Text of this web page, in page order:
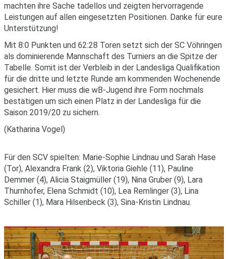
machten ihre Sache tadellos und zeigten hervorragende
Leistungen auf allen eingesetzten Positionen. Danke für eure
Unterstützung!
Mit 8:0 Punkten und 62:28 Toren setzt sich der SC Vöhringen
als dominierende Mannschaft des Turniers an die Spitze der
Tabelle. Somit ist der Verbleib in der Landesliga Qualifikation
für die dritte und letzte Runde am kommenden Wochenende
gesichert. Hier muss die wB-Jugend ihre Form nochmals
bestätigen um sich einen Platz in der Landesliga für die
Saison 2019/20 zu sichern.
(Katharina Vogel)
Für den SCV spielten: Marie-Sophie Lindnau und Sarah Hase
(Tor), Alexandra Frank (2), Viktoria Giehle (11), Pauline
Demmer (4), Alicia Staigmüller (19), Nina Gruber (9), Lara
Thurnhofer, Elena Schmidt (10), Lea Remlinger (3), Lina
Schiller (1), Mara Hilsenbeck (3), Sina-Kristin Lindnau.